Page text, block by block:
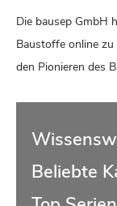
Die bausep GmbH
Baustoffe online
den Pionieren des
Beliebte